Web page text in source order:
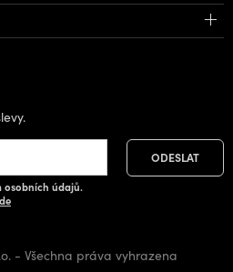
osobních údajů.
- Všechna práva vyhrazena